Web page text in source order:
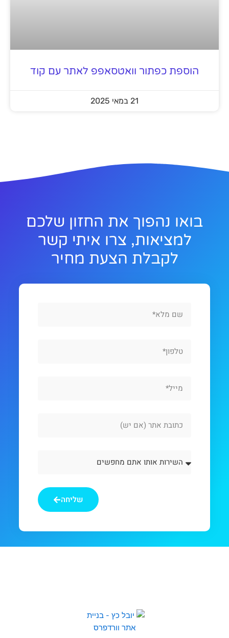
הוספת כפתור וואטסאפפ לאתר עם קוד
21 במאי 2025
בואו נהפוך את החזון שלכם
למציאות, צרו איתי קשר
לקבלת הצעת מחיר
Name
Url
אותו
שליחה